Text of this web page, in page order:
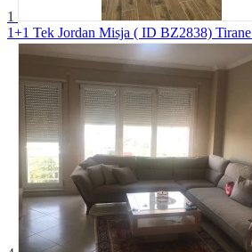
1
1+1 Tek Jordan Misja ( ID BZ2838) Tirane